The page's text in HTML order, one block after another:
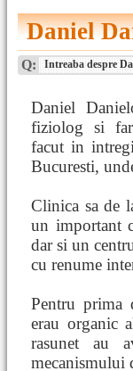
Daniel
Q: Intreaba despre
Daniel
fiziolog si
facut in
Bucuresti,
Clinica sa de
un important
dar si un
cu renume
Pentru prima
erau organic
rasunet au
mecanismului